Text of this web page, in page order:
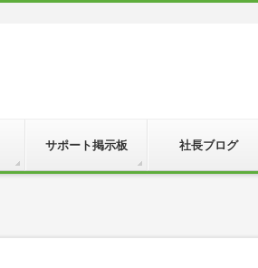
サポート掲示板 社長ブログ